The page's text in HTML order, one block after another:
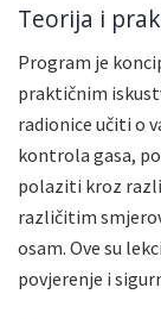
Teorija i
Program je
praktičnim
radionice učiti o
kontrola gasa,
polaziti kroz
različitim
osam. Ove su
povjerenje i